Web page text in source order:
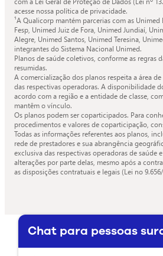
acesse nossa política de privacidade.
¹A Qualicorp mantém parcerias com as
Fesp, Unimed Juiz de Fora, Unimed Jundiaí,
Alegre, Unimed Santos, Unimed Teresina,
integrantes do Sistema Nacional Unimed.
Planos de saúde coletivos, conforme as regras
resumidas.
A comercialização dos planos respeita a área
das respectivas operadoras. A disponibilidade
acordo com a região e a entidade de classe,
mantêm o vínculo.
Os planos podem ser coparticipados. Para
procedimentos e valores de coparticipação,
Todas as informações referentes aos planos,
rede de prestadores e sua abrangência
exclusiva das respectivas operadoras de saúde
alterações por parte delas, mesmo após a
as disposições contratuais e legais (Lei no
Chat para pessoas